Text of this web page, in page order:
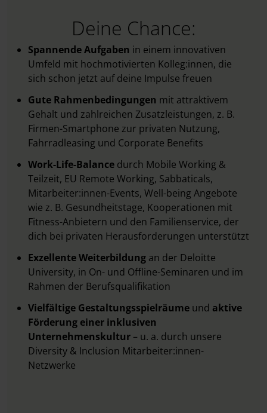
Deine Chance:
Spannende Aufgaben in einem innovativen
Umfeld mit hochmotivierten Kolleg:innen, die
sich schon jetzt auf deine Impulse freuen
Gute Rahmenbedingungen mit attraktivem
Gehalt und zahlreichen Zusatzleistungen, z. B.
Firmen-Smartphone zur privaten Nutzung,
Fahrradleasing und Corporate Benefits
Work-Life-Balance durch Mobile Working &
Teilzeit, EU Remote Working, Sabbaticals,
Mitarbeiter:innen-Events, Well-being Angebote
wie z. B. Gesundheitstage, Kooperationen mit
Fitness-Anbietern und den Familienservice, der
dich bei privaten Herausforderungen unterstützt
Exzellente Weiterbildung an der Deloitte
University, in On- und Offline-Seminaren und im
Rahmen der Berufsqualifikation
Vielfältige Gestaltungsspielräume und aktive
Förderung einer inklusiven
Unternehmenskultur – u. a. durch unsere
Diversity & Inclusion Mitarbeiter:innen-
Netzwerke